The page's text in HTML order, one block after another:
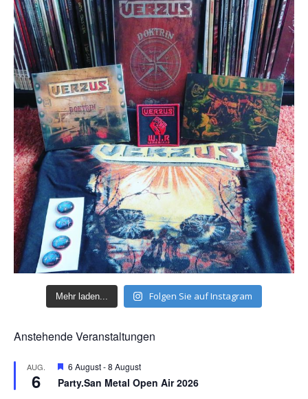
Mehr laden... Folgen Sie auf Instagram
Anstehende Veranstaltungen
AUG.
6
H
r
6 August-8 August
Party.San Metal Open Air 2026